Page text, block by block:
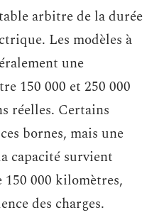
arbitre de la durée
Les modèles à
une
150 000 et 250 000
réelles. Certains
bornes, mais une
capacité survient
000 kilomètres,
des charges.